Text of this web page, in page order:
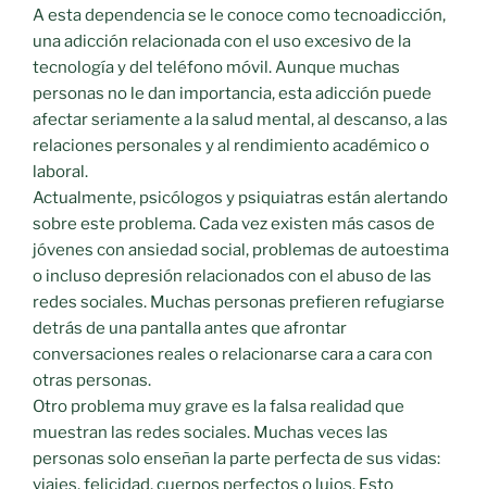
A esta dependencia se le conoce como tecnoadicción,
una adicción relacionada con el uso excesivo de la
tecnología y del teléfono móvil. Aunque muchas
personas no le dan importancia, esta adicción puede
afectar seriamente a la salud mental, al descanso, a las
relaciones personales y al rendimiento académico o
laboral.
Actualmente, psicólogos y psiquiatras están alertando
sobre este problema. Cada vez existen más casos de
jóvenes con ansiedad social, problemas de autoestima
o incluso depresión relacionados con el abuso de las
redes sociales. Muchas personas prefieren refugiarse
detrás de una pantalla antes que afrontar
conversaciones reales o relacionarse cara a cara con
otras personas.
Otro problema muy grave es la falsa realidad que
muestran las redes sociales. Muchas veces las
personas solo enseñan la parte perfecta de sus vidas:
viajes, felicidad, cuerpos perfectos o lujos. Esto